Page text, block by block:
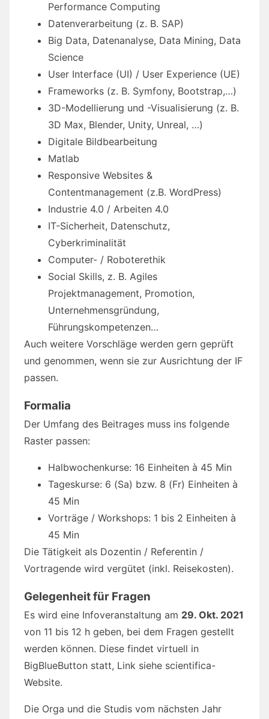
Performance Computing
Datenverarbeitung (z. B. SAP)
Big Data, Datenanalyse, Data Mining, Data
Science
User Interface (UI) / User Experience (UE)
Frameworks (z. B. Symfony, Bootstrap,…)
3D-Modellierung und -Visualisierung (z. B.
3D Max, Blender, Unity, Unreal, …)
Digitale Bildbearbeitung
Matlab
Responsive Websites &
Contentmanagement (z.B. WordPress)
Industrie 4.0 / Arbeiten 4.0
IT-Sicherheit, Datenschutz,
Cyberkriminalität
Computer- / Roboterethik
Social Skills, z. B. Agiles
Projektmanagement, Promotion,
Unternehmensgründung,
Führungskompetenzen…
Auch weitere Vorschläge werden gern geprüft
und genommen, wenn sie zur Ausrichtung der IF
passen.
Formalia
Der Umfang des Beitrages muss ins folgende
Raster passen:
Halbwochenkurse: 16 Einheiten à 45 Min
Tageskurse: 6 (Sa) bzw. 8 (Fr) Einheiten à
45 Min
Vorträge / Workshops: 1 bis 2 Einheiten à
45 Min
Die Tätigkeit als Dozentin / Referentin /
Vortragende wird vergütet (inkl. Reisekosten).
Gelegenheit für Fragen
Es wird eine Infoveranstaltung am 29. Okt. 2021
von 11 bis 12 h geben, bei dem Fragen gestellt
werden können. Diese findet virtuell in
BigBlueButton statt, Link siehe scientifica-
Website.
Die Orga und die Studis vom nächsten Jahr